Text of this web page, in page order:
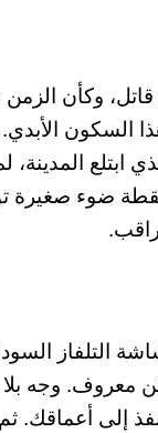
وكأن
السكون الأبدي.
ابتلع المدينة،
ضوء صغيرة
التلفاز
معروف. وجه بلا
إلى أعماقك.